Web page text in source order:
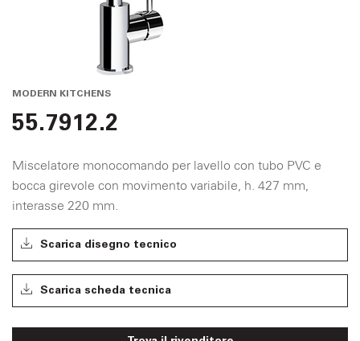
MODERN KITCHENS
55.7912.2
Miscelatore monocomando per lavello con tubo PVC e
bocca girevole con movimento variabile, h. 427 mm,
interasse 220 mm.
Scarica disegno tecnico
Scarica scheda tecnica